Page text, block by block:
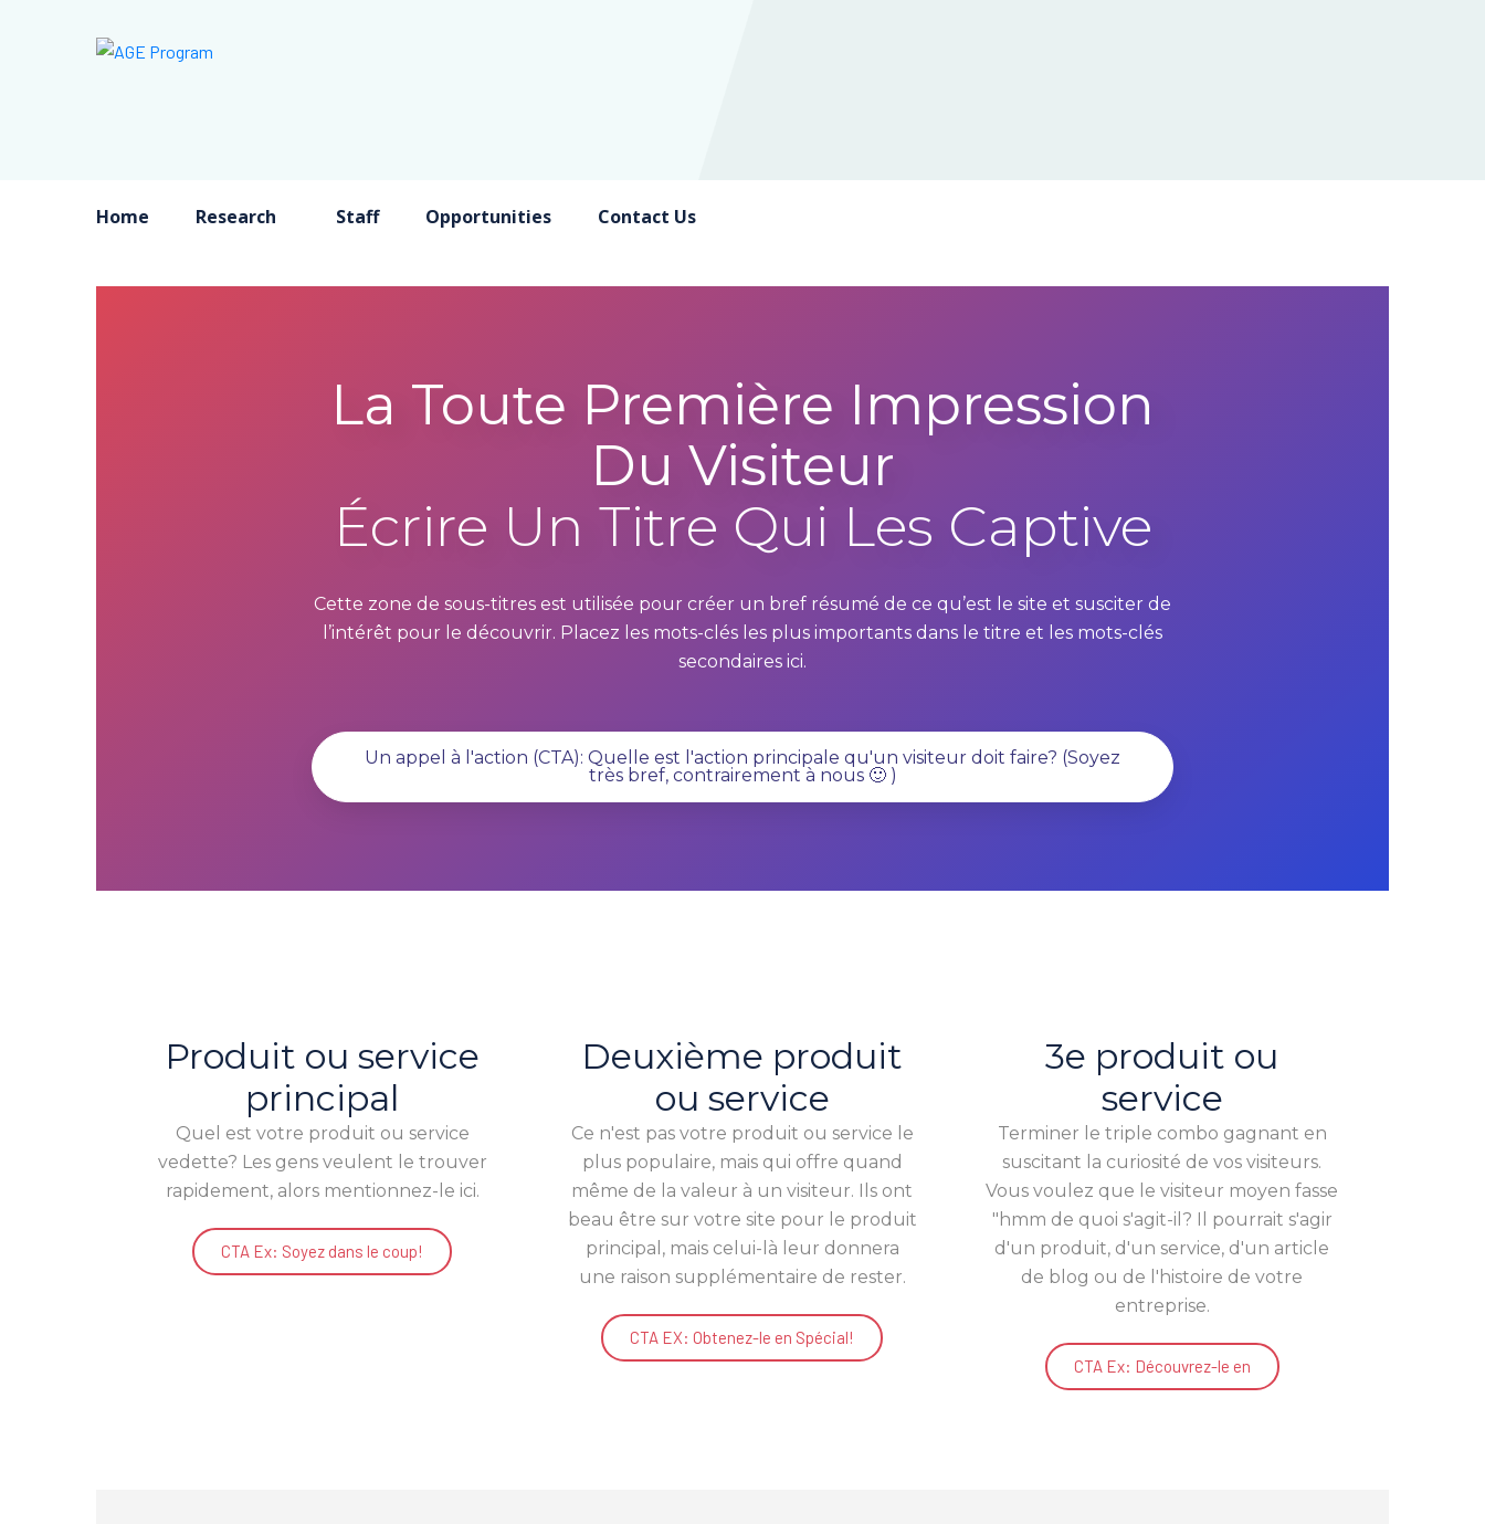
Home Research Staff Opportunities Contact Us
La Toute Première Impression
Du Visiteur
Écrire Un Titre Qui Les Captive
Cette zone de sous-titres est utilisée pour créer un bref résumé de ce qu’est le site et susciter de
l’intérêt pour le découvrir. Placez les mots-clés les plus importants dans le titre et les mots-clés
secondaires ici.
Un appel à l'action (CTA): Quelle est l'action principale qu'un visiteur doit faire? (Soyez
très bref, contrairement à nous 🙂 )
Produit ou service
principal
Quel est votre produit ou service
vedette? Les gens veulent le trouver
rapidement, alors mentionnez-le ici.
CTA Ex: Soyez dans le coup!
Deuxième produit
ou service
Ce n'est pas votre produit ou service le
plus populaire, mais qui offre quand
même de la valeur à un visiteur. Ils ont
beau être sur votre site pour le produit
principal, mais celui-là leur donnera
une raison supplémentaire de rester.
CTA EX: Obtenez-le en Spécial!
3e produit ou
service
Terminer le triple combo gagnant en
suscitant la curiosité de vos visiteurs.
Vous voulez que le visiteur moyen fasse
"hmm de quoi s'agit-il? Il pourrait s'agir
d'un produit, d'un service, d'un article
de blog ou de l'histoire de votre
entreprise.
CTA Ex: Découvrez-le en